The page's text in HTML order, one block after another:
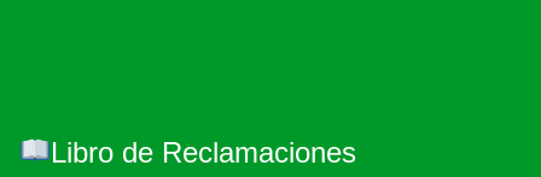
Libro de Reclamaciones